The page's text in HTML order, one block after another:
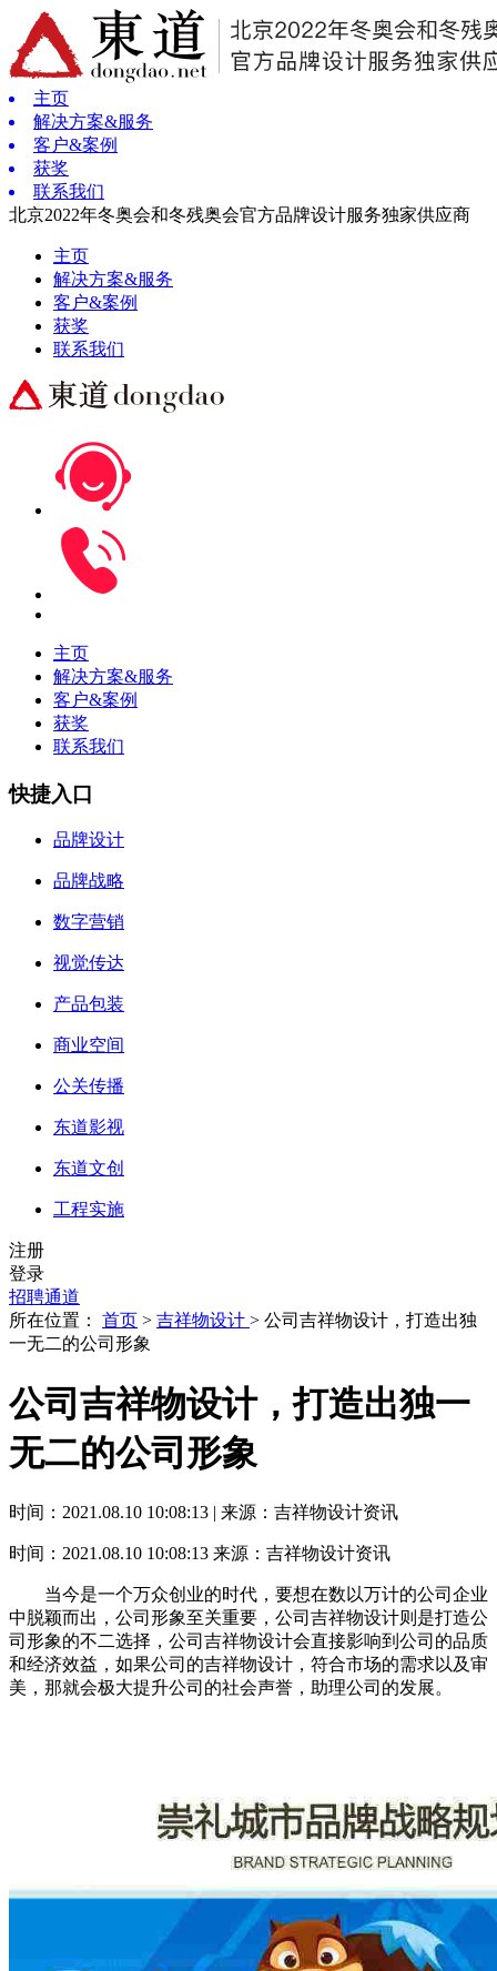
主页
解决方案&服务
客户&案例
获奖
联系我们
北京2022年冬奥会和冬残奥会官方品牌设计服务独家供应商
主页
解决方案&服务
客户&案例
获奖
联系我们
主页
解决方案&服务
客户&案例
获奖
联系我们
快捷入口
品牌设计
品牌战略
数字营销
视觉传达
产品包装
商业空间
公关传播
东道影视
东道文创
工程实施
注册
登录
招聘通道
所在位置： 首页 > 吉祥物设计 > 公司吉祥物设计，打造出独
一无二的公司形象
公司吉祥物设计，打造出独一
无二的公司形象
时间：2021.08.10 10:08:13 | 来源：吉祥物设计资讯
时间：2021.08.10 10:08:13 来源：吉祥物设计资讯
当今是一个万众创业的时代，要想在数以万计的公司企业
中脱颖而出，公司形象至关重要，公司吉祥物设计则是打造公
司形象的不二选择，公司吉祥物设计会直接影响到公司的品质
和经济效益，如果公司的吉祥物设计，符合市场的需求以及审
美，那就会极大提升公司的社会声誉，助理公司的发展。